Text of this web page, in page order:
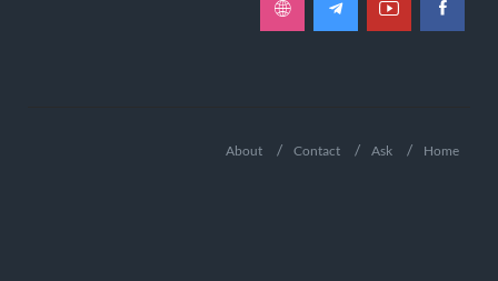
Home
Ask
Contact
About